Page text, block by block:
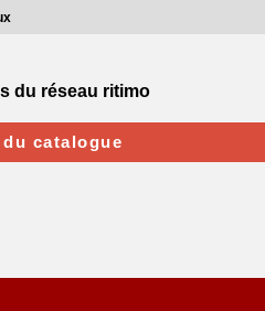
du réseau ritimo
catalogue